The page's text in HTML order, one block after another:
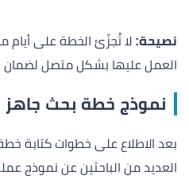
نصيحة: لا تُجزّئ الخطة على أيام
العمل عليها بشكل متصل لضمان
نموذج خطة بحث جاهز
بعد الاطلاع على خطوات كتابة
العديد من الباحثين عن نموذج